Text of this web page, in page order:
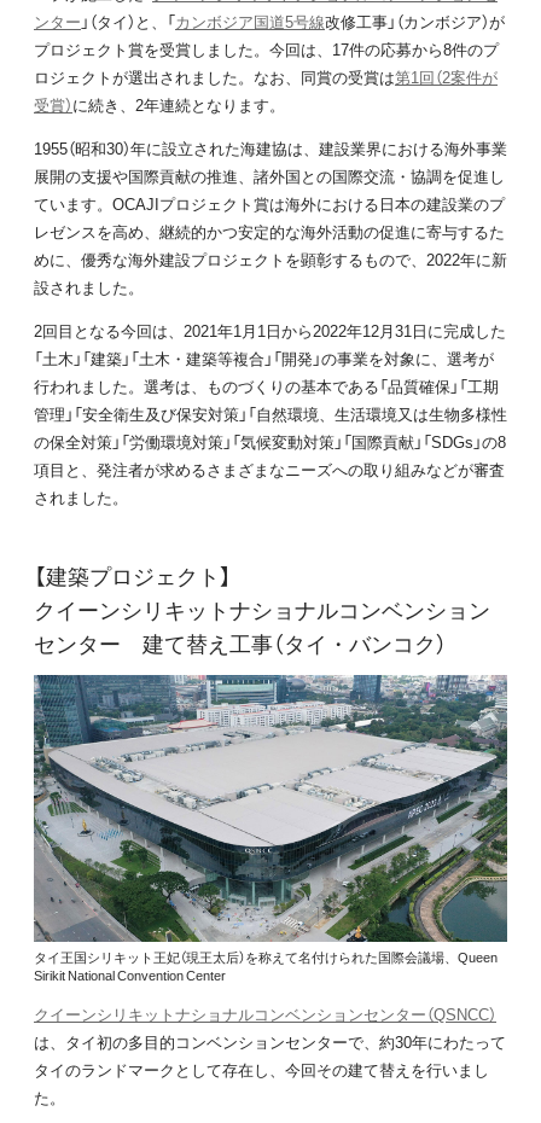
ンター 」（タイ）と、「カンボジア国道5号線改修工事」（カンボジア）が
プロジェクト賞を受賞しました。今回は、17件の応募から8件のプ
ロジェクトが選出されました。なお、同賞の受賞は第1回（2案件が
受賞）に続き、2年連続となります。
1955（昭和30）年に設立された海建協は、建設業界における海外事業
展開の支援や国際貢献の推進、諸外国との国際交流・協調を促進し
ています。OCAJIプロジェクト賞は海外における日本の建設業のプ
レゼンスを高め、継続的かつ安定的な海外活動の促進に寄与するた
めに、優秀な海外建設プロジェクトを顕彰するもので、2022年に新
設されました。
2回目となる今回は、2021年1月1日から2022年12月31日に完成した
「土木」「建築」「土木・建築等複合」「開発」の事業を対象に、選考が
行われました。選考は、ものづくりの基本である「品質確保」「工期
管理」「安全衛生及び保安対策」「自然環境、生活環境又は生物多様性
の保全対策」「労働環境対策」「気候変動対策」「国際貢献」「SDGs」の8
項目と、発注者が求めるさまざまなニーズへの取り組みなどが審査
されました。
【建築プロジェクト】
クイーンシリキットナショナルコンベンション
センター 建て替え工事（タイ・バンコク）
タイ王国シリキット王妃（現王太后）を称えて名付けられた国際会議場、Queen
Sirikit National Convention Center
クイーンシリキットナショナルコンベンションセンター（QSNCC）
は、タイ初の多目的コンベンションセンターで、約30年にわたって
タイのランドマークとして存在し、今回その建て替えを行いまし
た。